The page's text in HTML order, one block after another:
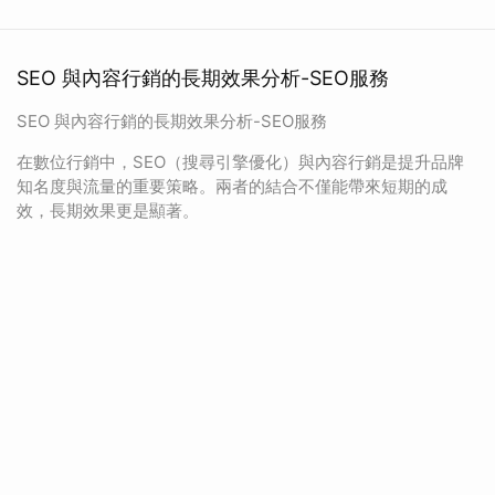
SEO 與內容行銷的長期效果分析-SEO服務
SEO 與內容行銷的長期效果分析-SEO服務
在數位行銷中，SEO（搜尋引擎優化）與內容行銷是提升品牌
知名度與流量的重要策略。兩者的結合不僅能帶來短期的成
效，長期效果更是顯著。